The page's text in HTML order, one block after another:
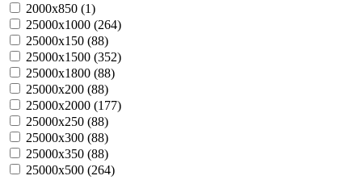
2000х850 (1)
25000х1000 (264)
25000х150 (88)
25000х1500 (352)
25000х1800 (88)
25000х200 (88)
25000х2000 (177)
25000х250 (88)
25000х300 (88)
25000х350 (88)
25000х500 (264)